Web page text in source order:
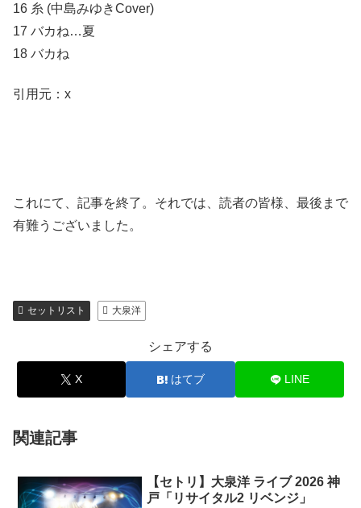
16 糸 (中島みゆきCover)
17 バカね…夏
18 バカね
引用元：x
これにて、記事を終了。それでは、読者の皆様、最後まで
有難うございました。
セットリスト 大泉洋
シェアする
X はてブ LINE
関連記事
【セトリ】大泉洋 ライブ 2026 神
戸「リサイタル2 リベンジ」